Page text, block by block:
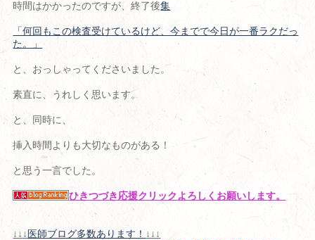
時間はかかったのですが、終了後集
「何回もこの検査受けているけど、今までで今日が一番ラクだっ
た。」
と、おっしゃってくださいました。
素直に、うれしく思います。
と、同時に、
挿入時間よりも大切なものがある！
と思う一言でした。
ひきつづき応援クリックよろしくお願いします。
↓↓↓ 医師ブログ多数あります！ ↓↓↓